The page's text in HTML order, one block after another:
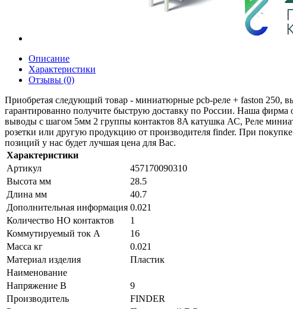
Описание
Характеристики
Отзывы (0)
Приобретая следующий товар - миниатюрные pcb-реле + faston 250,
гарантированно получите быструю доставку по России. Наша
выводы с шагом 5мм 2 группы контактов 8A катушка АС, Реле
розетки или другую продукцию от производителя finder. При
позиций у нас будет лучшая цена для Вас.
Характеристики
Артикул
457170090310
Высота мм
28.5
Длина мм
40.7
Дополнительная информация 0.021
Количество НО контактов
1
Коммутируемый ток А
16
Масса кг
0.021
Материал изделия
Пластик
Наименование
Напряжение В
9
Производитель
FINDER